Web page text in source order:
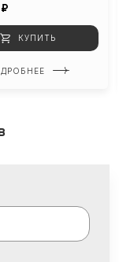
КУПИТЬ